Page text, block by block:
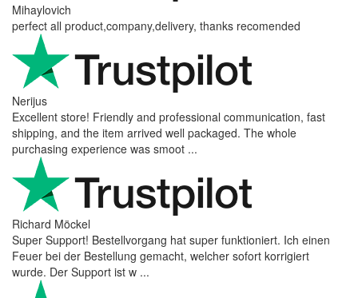
Mihaylovich
perfect all product,company,delivery, thanks recomended
Nerijus
Excellent store! Friendly and professional communication, fast
shipping, and the item arrived well packaged. The whole
purchasing experience was smoot ...
Richard Möckel
Super Support! Bestellvorgang hat super funktioniert. Ich einen
Feuer bei der Bestellung gemacht, welcher sofort korrigiert
wurde. Der Support ist w ...